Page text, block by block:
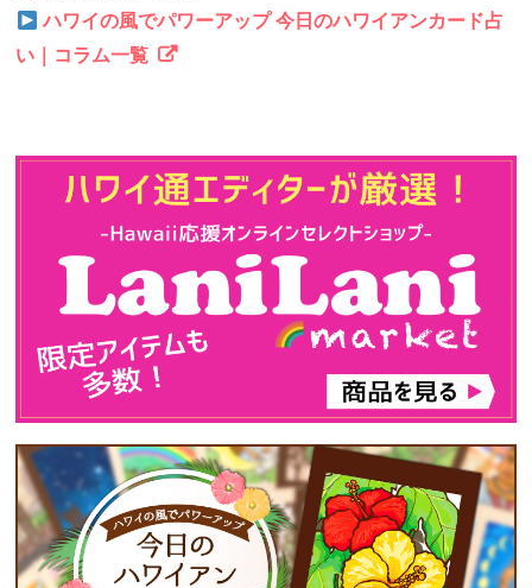
ハワイの風でパワーアップ 今日のハワイアンカード占
い｜コラム一覧